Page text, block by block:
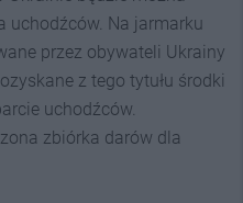
uchodźców. Na jarmarku
przez obywateli Ukrainy
z tego tytułu środki
uchodźców.
zbiórka darów dla